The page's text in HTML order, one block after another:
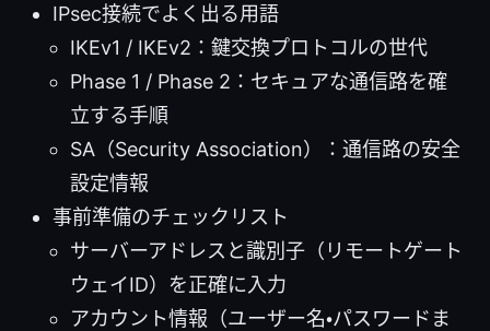
IPsec接続でよく出る用語
IKEv1 / IKEv2：鍵交換プロトコルの世代
Phase 1 / Phase 2：セキュアな通信路を確
立する手順
SA（Security Association）：通信路の安全
設定情報
事前準備のチェックリスト
サーバーアドレスと識別子（リモートゲート
ウェイID）を正確に入力
アカウント情報（ユーザー名・パスワードま